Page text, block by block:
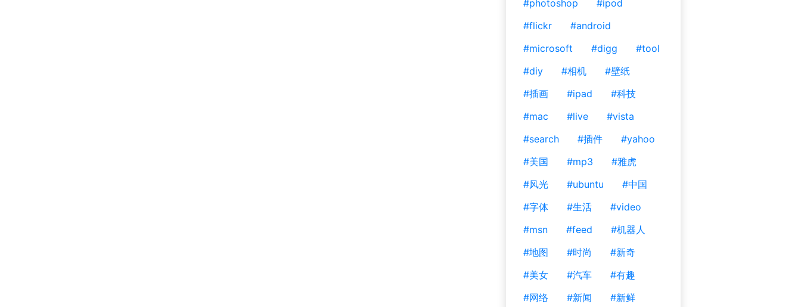
#photoshop
#ipod
#flickr
#android
#microsoft
#digg
#tool
#diy
#相机
#壁纸
#插画
#ipad
#科技
#mac
#live
#vista
#search
#插件
#yahoo
#美国
#mp3
#雅虎
#风光
#ubuntu
#中国
#字体
#生活
#video
#msn
#feed
#机器人
#地图
#时尚
#新奇
#美女
#汽车
#有趣
#网络
#新闻 #新鲜